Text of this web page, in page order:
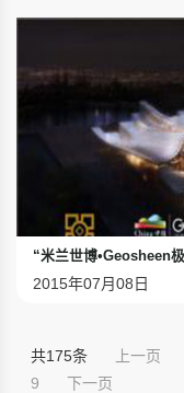
“米兰世博•Geosheen
2015年07月08日
共175条 上一页
9
下一页